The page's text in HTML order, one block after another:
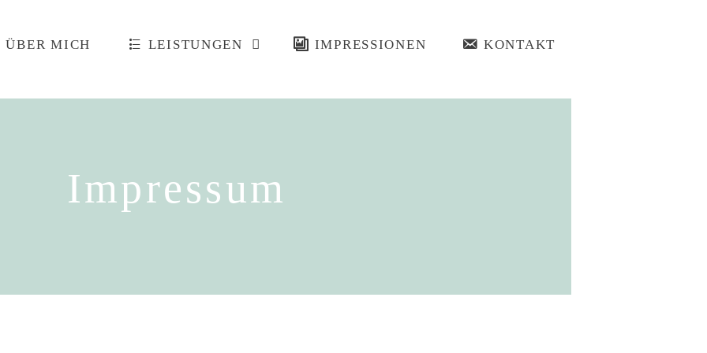
ÜBER MICH LEISTUNGEN IMPRESSIONEN KONTAKT
Impressum